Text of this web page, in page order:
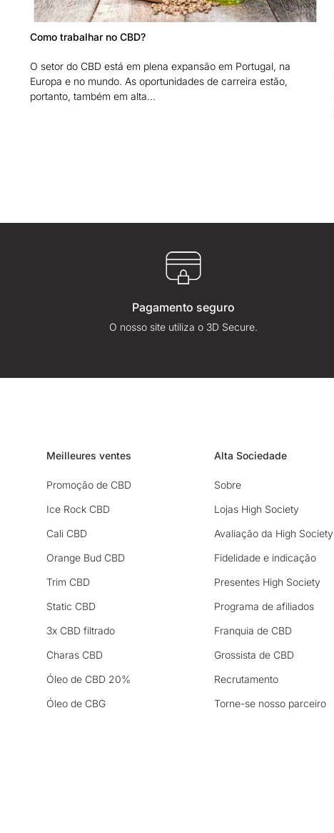
Como trabalhar no CBD?
O setor do CBD está em plena expansão em Portugal, na
Europa e no mundo. As oportunidades de carreira estão,
portanto, também em alta...
Pagamento seguro
O nosso site utiliza o 3D Secure.
Meilleures ventes
Promoção de CBD
Ice Rock CBD
Cali CBD
Orange Bud CBD
Trim CBD
Static CBD
3x CBD filtrado
Charas CBD
Óleo de CBD 20%
Óleo de CBG
Alta Sociedade
Sobre
Lojas High Society
Avaliação da High Society
Fidelidade e indicação
Presentes High Society
Programa de afiliados
Franquia de CBD
Grossista de CBD
Recrutamento
Torne-se nosso parceiro